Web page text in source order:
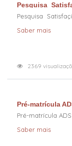
Pesquisa
Sem 2014
Pesquisa
Saber mais
2369
Pré-matrícula
Pré-matrícula
Saber mais